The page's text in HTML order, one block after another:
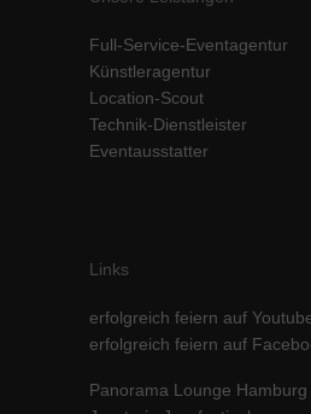
Full-Service-Eventagentur
Künstleragentur
Location-Scout
Technik-Dienstleister
Eventausstatter
Links
erfolgreich feiern auf
erfolgreich feiern auf
Panorama Lounge Hamburg
standardmäßig blockiert. Wenn Cookies
werden, bedarf der Zugriff auf diese
Cookie-Informationen
powered by Borlabs Cookie